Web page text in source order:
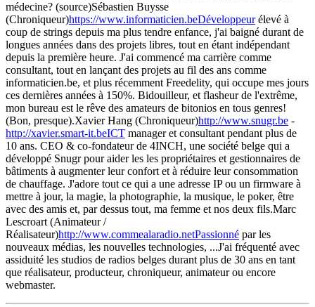
médecine? (source)Sébastien Buysse
(Chroniqueur)https://www.informaticien.beDéveloppeurélevé à
coup de strings depuis ma plus tendre enfance, j'ai baigné durant de
longues années dans des projets libres, tout en étant indépendant
depuis la première heure. J'ai commencé ma carrière comme
consultant, tout en lançant des projets au fil des ans comme
informaticien.be, et plus récemment Freedelity, qui occupe mes jours
ces dernières années à 150%. Bidouilleur, et flasheur de l'extrême,
mon bureau est le rêve des amateurs de bitonios en tous genres!
(Bon, presque).Xavier Hang (Chroniqueur)http://www.snugr.be -
http://xavier.smart-it.beICT manager et consultant pendant plus de
10 ans. CEO & co-fondateur de 4INCH, une société belge qui a
développé Snugr pour aider les les propriétaires et gestionnaires de
bâtiments à augmenter leur confort et à réduire leur consommation
de chauffage. J'adore tout ce qui a une adresse IP ou un firmware à
mettre à jour, la magie, la photographie, la musique, le poker, être
avec des amis et, par dessus tout, ma femme et nos deux fils.Marc
Lescroart (Animateur /
Réalisateur)http://www.commealaradio.netPassionné par les
nouveaux médias, les nouvelles technologies, ...J'ai fréquenté avec
assiduité les studios de radios belges durant plus de 30 ans en tant
que réalisateur, producteur, chroniqueur, animateur ou encore
webmaster.